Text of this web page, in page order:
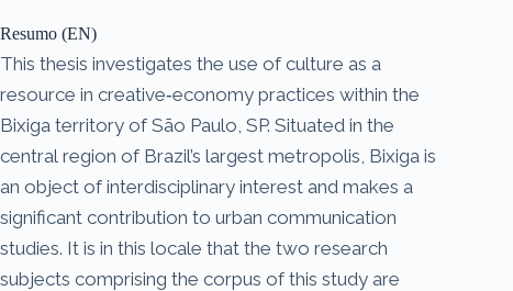
Resumo (EN)
This thesis investigates the use of culture as a
resource in creative‐economy practices within the
Bixiga territory of São Paulo, SP. Situated in the
central region of Brazil’s largest metropolis, Bixiga is
an object of interdisciplinary interest and makes a
significant contribution to urban communication
studies. It is in this locale that the two research
subjects comprising the corpus of this study are